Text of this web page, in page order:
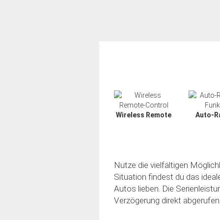
Wireless Remote Auto-
Nutze die vielfältigen
Situation findest du das
Autos lieben. Die
Verzögerung direkt abgerufen.